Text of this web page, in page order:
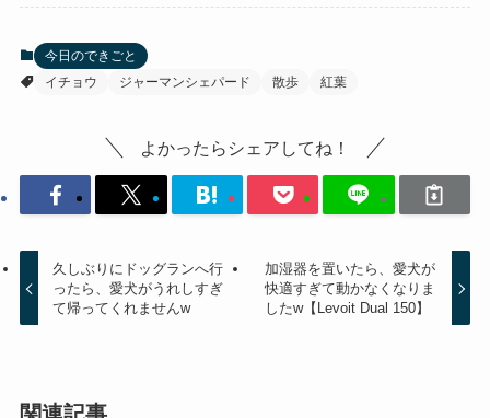
今日のできごと
イチョウ
ジャーマンシェパード 散歩 紅葉
よかったらシェアしてね！
久しぶりにドッグランへ行
ったら、愛犬がうれしすぎ
て帰ってくれませんw
加湿器を置いたら、愛犬が
快適すぎて動かなくなりま
したw【Levoit Dual 150】